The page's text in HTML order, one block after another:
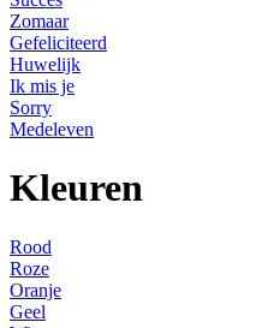
Zomaar
Gefeliciteerd
Huwelijk
Ik mis je
Sorry
Medeleven
Kleuren
Rood
Roze
Oranje
Geel